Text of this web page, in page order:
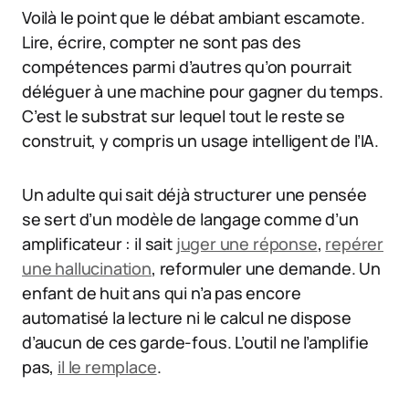
Voilà le point que le débat ambiant escamote.
Lire, écrire, compter ne sont pas des
compétences parmi d’autres qu’on pourrait
déléguer à une machine pour gagner du temps.
C’est le substrat sur lequel tout le reste se
construit, y compris un usage intelligent de l’IA.
Un adulte qui sait déjà structurer une pensée
se sert d’un modèle de langage comme d’un
amplificateur : il sait juger une réponse, repérer
une hallucination, reformuler une demande. Un
enfant de huit ans qui n’a pas encore
automatisé la lecture ni le calcul ne dispose
d’aucun de ces garde-fous. L’outil ne l’amplifie
pas, il le remplace.